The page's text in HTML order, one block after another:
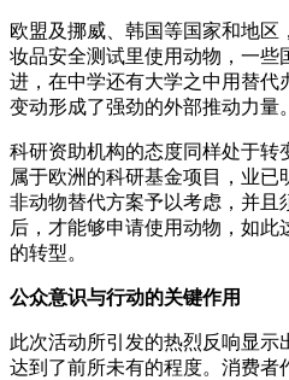
欧盟及挪威、韩国等国家和地
妆品安全测试里使用动物，一些
进，在中学还有大学之中用替代
变动形成了强劲的外部推动力量。
科研资助机构的态度同样处于转
属于欧洲的科研基金项目，业
非动物替代方案予以考虑，并且
后，才能够申请使用动物，如
的转型。
公众意识与行动的关键作用
此次活动所引发的热烈反响显
达到了前所未有的程度。消费者